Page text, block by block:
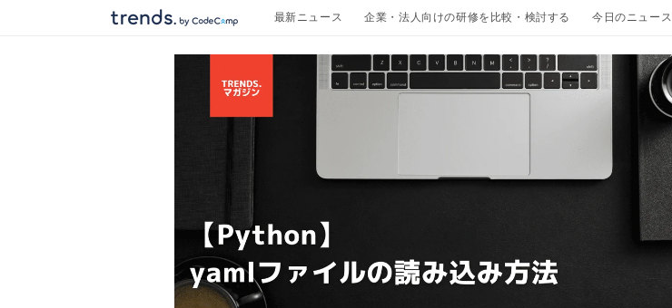
最新ニュース 企業・法人向けの研修を比較・検討する 今日のニュース